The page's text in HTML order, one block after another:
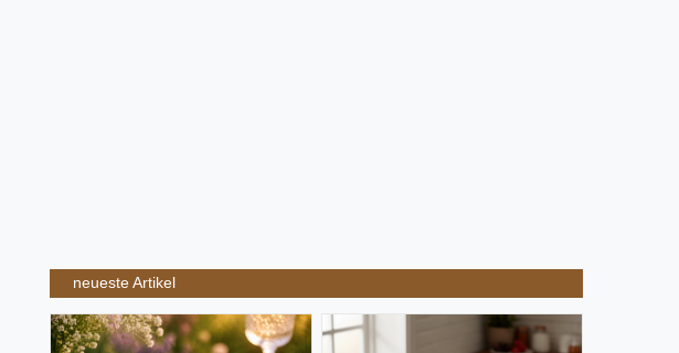
neueste Artikel